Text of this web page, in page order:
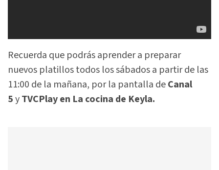
Recuerda que podrás aprender a preparar
nuevos platillos todos los sábados a partir de las
11:00 de la mañana, por la pantalla deCanal
5yTVCPlay en La cocina de Keyla.